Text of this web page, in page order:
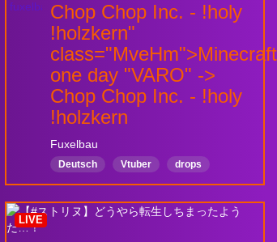
Chop Chop Inc. - !holy
!holzkern"
class="MveHm">Minecraft
one day "VARO" ->
Chop Chop Inc. - !holy
!holzkern
Fuxelbau
Deutsch Vtuber drops
LIVE